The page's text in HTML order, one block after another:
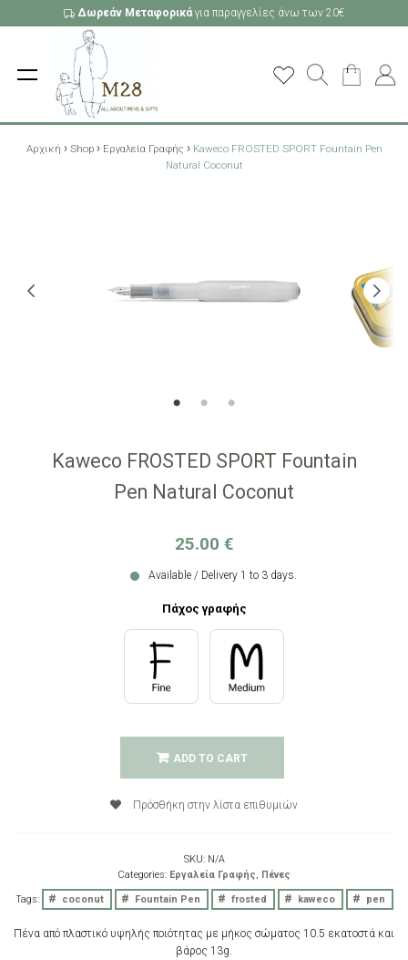
Δωρεάν Μεταφορικάγια παραγγελίες άνω των 20€
Αρχική › Shop › Εργαλεία Γραφής › Kaweco FROSTED SPORT Fountain Pen
Natural Coconut
Kaweco FROSTED SPORT Fountain
Pen Natural Coconut
25.00 €
Available / Delivery 1 to 3 days.
Πάχος γραφής
ADD TO CART
Πρόσθήκη στην λίστα επιθυμιών
SKU: N/A
Categories: Εργαλεία Γραφής, Πένες
Tags: coconut Fountain Pen frosted kaweco pen
Πένα από πλαστικό υψηλής ποιότητας με μήκος σώματος 10.5 εκατοστά και
βάρος 13g.